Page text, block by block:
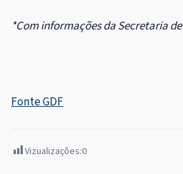
*Com informações da Secretaria
Fonte GDF
Vizualizações:0